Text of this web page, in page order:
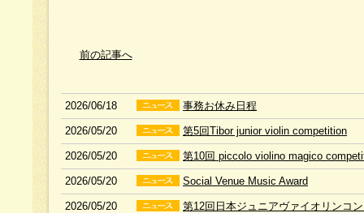
前の記事へ
2026/06/18 事務お休み日程
2026/05/20 第5回Tibor junior violin competition
2026/05/20 第10回 piccolo violino magico
2026/05/20 Social Venue Music Award
2026/05/20 第12回日本ジュニアヴァイオリンコ